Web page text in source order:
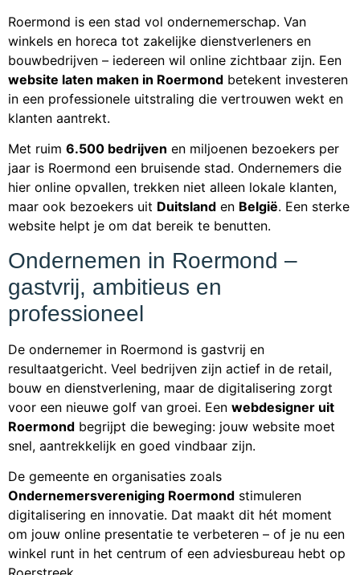
Roermond is een stad vol ondernemerschap. Van
winkels en horeca tot zakelijke dienstverleners en
bouwbedrijven – iedereen wil online zichtbaar zijn. Een
website laten maken in Roermond betekent investeren
in een professionele uitstraling die vertrouwen wekt en
klanten aantrekt.
Met ruim 6.500 bedrijven en miljoenen bezoekers per
jaar is Roermond een bruisende stad. Ondernemers die
hier online opvallen, trekken niet alleen lokale klanten,
maar ook bezoekers uit Duitsland en België. Een sterke
website helpt je om dat bereik te benutten.
Ondernemen in Roermond –
gastvrij, ambitieus en
professioneel
De ondernemer in Roermond is gastvrij en
resultaatgericht. Veel bedrijven zijn actief in de retail,
bouw en dienstverlening, maar de digitalisering zorgt
voor een nieuwe golf van groei. Een webdesigner uit
Roermond begrijpt die beweging: jouw website moet
snel, aantrekkelijk en goed vindbaar zijn.
De gemeente en organisaties zoals
Ondernemersvereniging Roermond stimuleren
digitalisering en innovatie. Dat maakt dit hét moment
om jouw online presentatie te verbeteren – of je nu een
winkel runt in het centrum of een adviesbureau hebt op